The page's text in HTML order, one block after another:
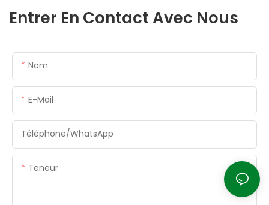
Entrer En Contact Avec Nous
Nom
E-Mail
Téléphone/WhatsApp
Teneur